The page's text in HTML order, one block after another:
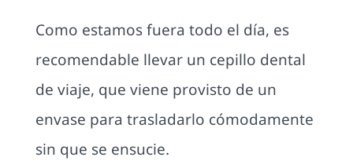
Como estamos fuera todo el día, es
recomendable llevar un cepillo dental
de viaje, que viene provisto de un
envase para trasladarlo cómodamente
sin que se ensucie.